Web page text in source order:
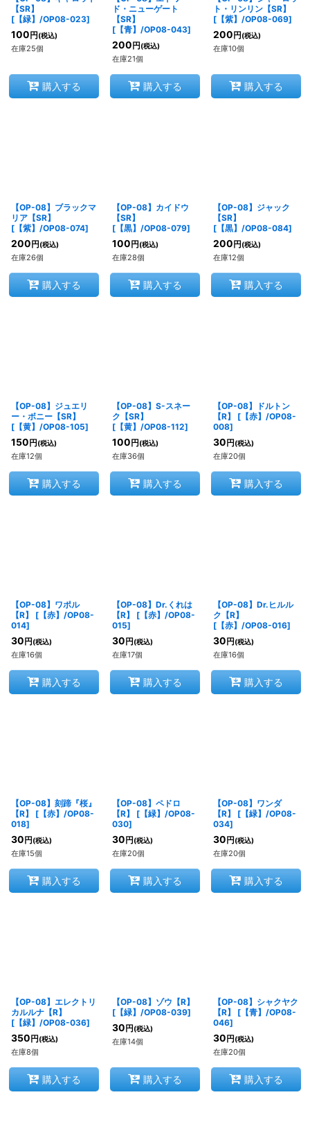
【SR】
[ 【緑】/OP08-023]
100 円 (税込)
在庫25個
購入する
ド・ニューゲート
【SR】
[【青】/OP08-043]
200 円 (税込)
在庫21個
購入する
ト・リンリン【SR】
[【紫】/OP08-069]
200 円 (税込)
在庫10個
購入する
【OP-08】ブラックマ
リア【SR】
[ 【紫】/OP08-074]
200 円 (税込)
在庫26個
購入する
【OP-08】カイドウ
【SR】
[【黒】/OP08-079]
100 円 (税込)
在庫28個
購入する
【OP-08】ジャック
【SR】
[【黒】/OP08-084]
200 円 (税込)
在庫12個
購入する
【OP-08】ジュエリ
ー・ボニー【SR】
[ 【黄】/OP08-105]
150 円 (税込)
在庫12個
購入する
【OP-08】S-スネー
ク【SR】
[【黄】/OP08-112]
100 円 (税込)
在庫36個
購入する
【OP-08】ドルトン
【R】
[【赤】/OP08-
008]
30 円 (税込)
在庫20個
購入する
【OP-08】ワポル
【R】
[ 【赤】/OP08-
014]
30 円 (税込)
在庫16個
購入する
【OP-08】Dr.くれは
【R】
[【赤】/OP08-
015]
30 円 (税込)
在庫17個
購入する
【OP-08】Dr.ヒルル
ク【R】
[【赤】/OP08-016]
30 円 (税込)
在庫16個
購入する
【OP-08】刻蹄『桜』
【R】
[ 【赤】/OP08-
018]
30 円 (税込)
在庫15個
購入する
【OP-08】ペドロ
【R】
[【緑】/OP08-
030]
30 円 (税込)
在庫20個
購入する
【OP-08】ワンダ
【R】
[【緑】/OP08-
034]
30 円 (税込)
在庫20個
購入する
【OP-08】エレクトリ
カルルナ【R】
[ 【緑】/OP08-036]
350 円 (税込)
在庫8個
購入する
【OP-08】ゾウ【R】
[【緑】/OP08-039]
30 円 (税込)
在庫14個
購入する
【OP-08】シャクヤク
【R】
[【青】/OP08-
046]
30 円 (税込)
在庫20個
購入する